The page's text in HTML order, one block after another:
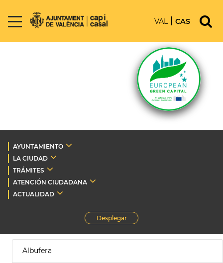
VAL CAS
AYUNTAMIENTO
LA CIUDAD
TRÁMITES
ATENCIÓN CIUDADANA
ACTUALIDAD
Desplegar
Albufera